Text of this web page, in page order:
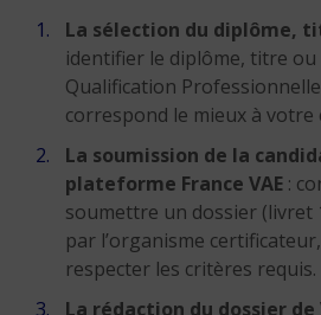
La sélection du diplôme,
identifier le diplôme, titre ou
Qualification Professionnelle
correspond le mieux à votre
La soumission de la
plateforme France VAE :
soumettre un dossier (livret
par l’organisme
respecter les critères requis.
La rédaction du dossier de